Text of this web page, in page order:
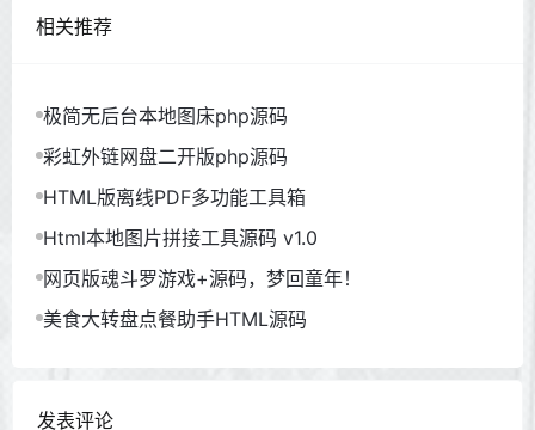
相关推荐
极简无后台本地图床php源码
彩虹外链网盘二开版php源码
HTML版离线PDF多功能工具箱
Html本地图片拼接工具源码 v1.0
网页版魂斗罗游戏+源码，梦回童年！
美食大转盘点餐助手HTML源码
发表评论